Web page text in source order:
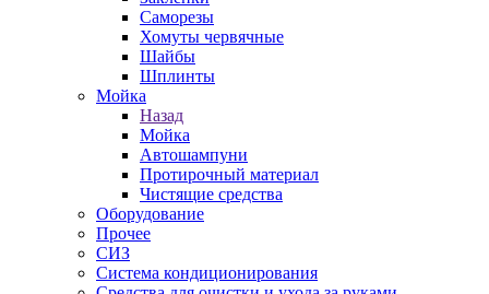
Саморезы
Хомуты червячные
Шайбы
Шплинты
Мойка
Назад
Мойка
Автошампуни
Протирочный материал
Чистящие средства
Оборудование
Прочее
СИЗ
Система кондиционирования